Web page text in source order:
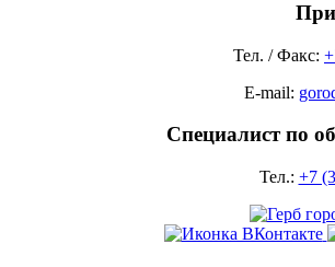
Тел. / Факс:
E-mail:
Специалист по
Тел.: +7